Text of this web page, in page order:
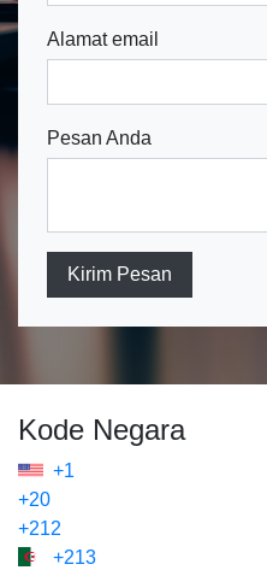
Alamat email
Pesan Anda
Kirim Pesan
Kode Negara
+1
+20
+212
+213